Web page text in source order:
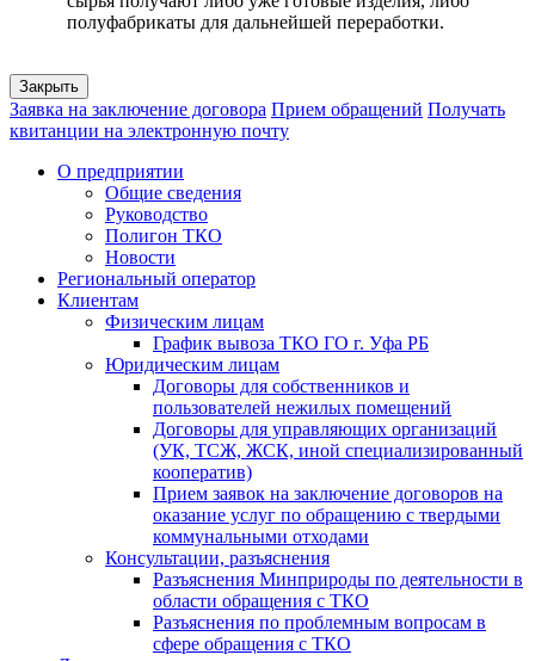
полуфабрикаты для дальнейшей переработки.
Закрыть
Заявка на заключение договора Прием обращений Получать
квитанции на электронную почту
О предприятии
Общие сведения
Руководство
Полигон ТКО
Новости
Региональный оператор
Клиентам
Физическим лицам
График вывоза ТКО ГО г. Уфа РБ
Юридическим лицам
Договоры для собственников и
пользователей нежилых помещений
Договоры для управляющих организаций
(УК, ТСЖ, ЖСК, иной специализированный
кооператив)
Прием заявок на заключение договоров на
оказание услуг по обращению с твердыми
коммунальными отходами
Консультации, разъяснения
Разъяснения Минприроды по деятельности в
области обращения с ТКО
Разъяснения по проблемным вопросам в
сфере обращения с ТКО